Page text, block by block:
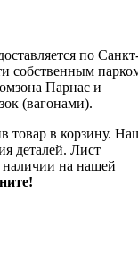
по
собственным
Парнас и
(вагонами).
товар в корзину.
деталей. Лист
наличии на нашей